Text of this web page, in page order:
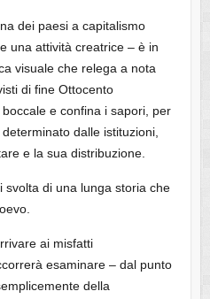
dei paesi a capitalismo
una attività creatrice – è in
visuale che relega a nota
di fine Ottocento
e confina i sapori, per
dalle istituzioni,
e la sua distribuzione.
svolta di una lunga storia che
ai misfatti
esaminare – dal punto
della